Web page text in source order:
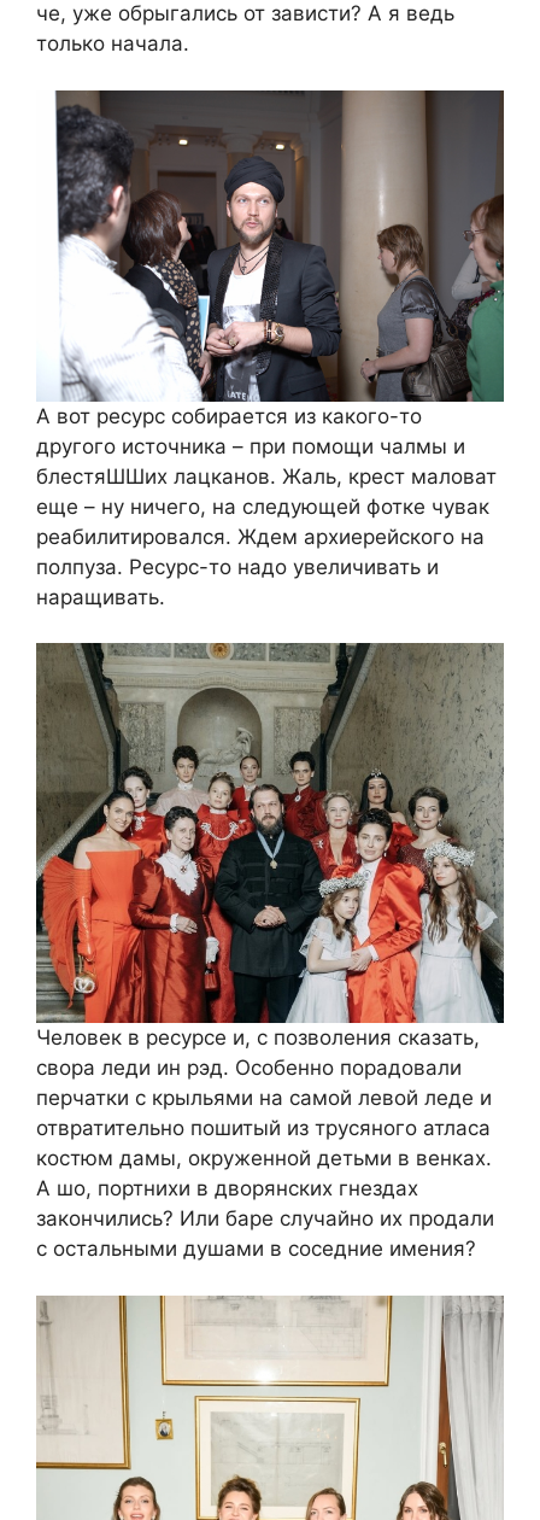
че, уже обрыгались от зависти? А я ведь
только начала.
А вот ресурс собирается из какого-то
другого источника – при помощи чалмы и
блестяШШих лацканов. Жаль, крест маловат
еще – ну ничего, на следующей фотке чувак
реабилитировался. Ждем архиерейского на
полпуза. Ресурс-то надо увеличивать и
наращивать.
Человек в ресурсе и, с позволения сказать,
свора леди ин рэд. Особенно порадовали
перчатки с крыльями на самой левой леде и
отвратительно пошитый из трусяного атласа
костюм дамы, окруженной детьми в венках.
А шо, портнихи в дворянских гнездах
закончились? Или баре случайно их продали
с остальными душами в соседние имения?